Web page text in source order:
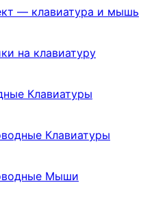
— клавиатура и мышь
на клавиатуру
Клавиатуры
Клавиатуры
Мыши